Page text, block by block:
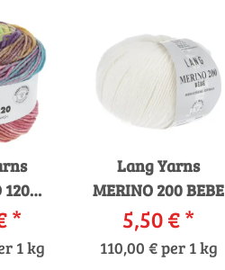
120
*
1 kg
Lang Yarns
MERINO 200 BEBE
5,50 €*
110,00 € per 1 kg